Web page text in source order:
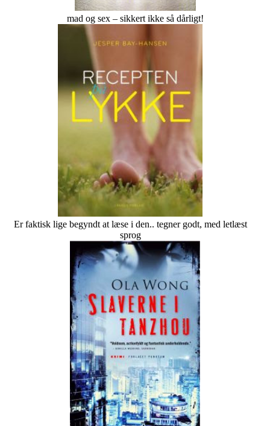
mad og sex – sikkert ikke så dårligt!
Er faktisk lige begyndt at læse i den.. tegner godt, med letlæst
sprog